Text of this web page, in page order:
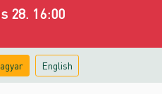
28. 16:00
English